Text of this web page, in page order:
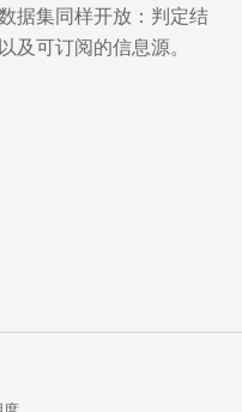
据集同样开放：判定结
及可订阅的信息源。